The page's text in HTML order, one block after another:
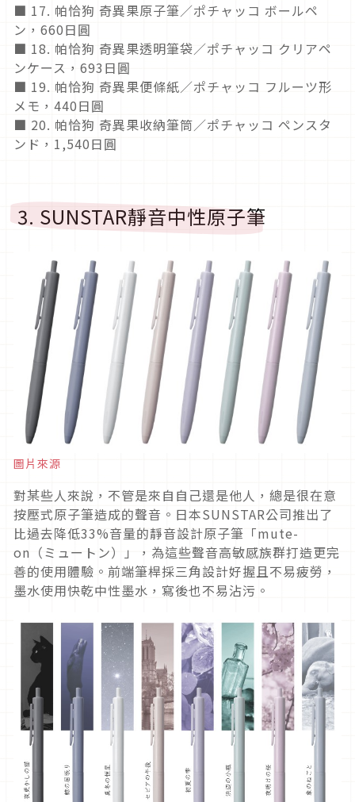
■ 17. 帕恰狗 奇異果原子筆／ポチャッコ ボールペ
ン，660日圓
■ 18. 帕恰狗 奇異果透明筆袋／ポチャッコ クリアペ
ンケース，693日圓
■ 19. 帕恰狗 奇異果便條紙／ポチャッコ フルーツ形
メモ，440日圓
■ 20. 帕恰狗 奇異果收納筆筒／ポチャッコ ペンスタ
ンド，1,540日圓
3. SUNSTAR靜音中性原子筆
圖片來源
對某些人來說，不管是來自自己還是他人，總是很在意
按壓式原子筆造成的聲音。日本SUNSTAR公司推出了
比過去降低33%音量的靜音設計原子筆「mute-
on（ミュートン）」，為這些聲音高敏感族群打造更完
善的使用體驗。前端筆桿採三角設計好握且不易疲勞，
墨水使用快乾中性墨水，寫後也不易沾污。